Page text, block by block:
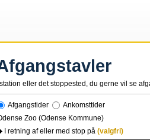
eller det stoppested, du gerne vil se
Afgangstider Ankomsttider
Zoo (Odense Kommune)
I retning af eller med stop på (valgfri)